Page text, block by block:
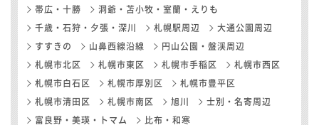
帯広・十勝 洞爺・苫小牧・室蘭・えりも
千歳・石狩・夕張・深川 札幌駅周辺 大通公園周辺
すすきの 山鼻西線沿線 円山公園・盤渓周辺
札幌市北区 札幌市東区 札幌市手稲区 札幌市西区
札幌市白石区 札幌市厚別区 札幌市豊平区
札幌市清田区 札幌市南区 旭川 士別・名寄周辺
富良野・美瑛・トマム 比布・和寒